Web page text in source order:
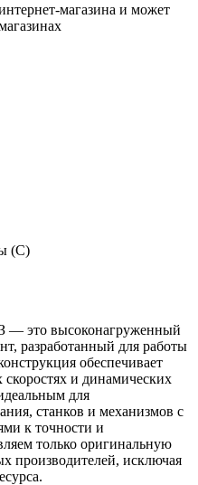
магазина и может
(C)
— это высоконагруженный
разработанный для работы
обеспечивает
и динамических
для
станков и механизмов с
к точности и
только оригинальную
производителей, исключая